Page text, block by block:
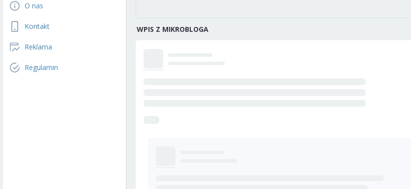
O nas
Kontakt
Reklama
Regulamin
WPIS Z MIKROBLOGA